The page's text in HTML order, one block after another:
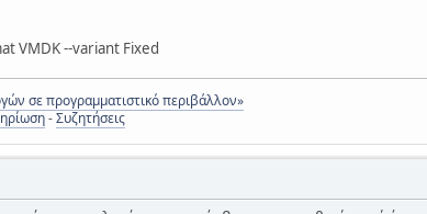
VMDK --variant Fixed
σε προγραμματιστικό περιβάλλον»
-Συζητήσεις